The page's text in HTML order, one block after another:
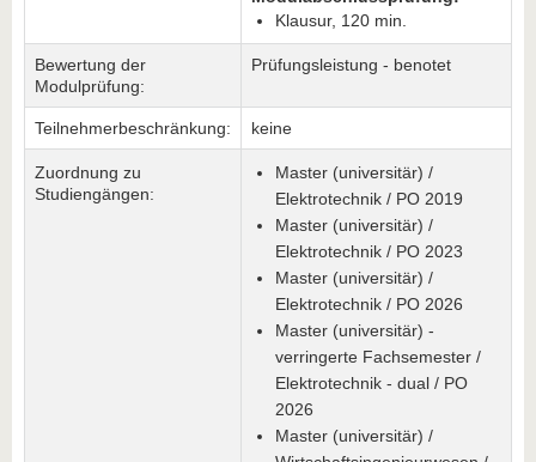
Klausur, 120 min.
Bewertung der
Modulprüfung:
Prüfungsleistung - benotet
Teilnehmerbeschränkung: keine
Zuordnung zu
Studiengängen:
Master (universitär) /
Elektrotechnik / PO 2019
Master (universitär) /
Elektrotechnik / PO 2023
Master (universitär) /
Elektrotechnik / PO 2026
Master (universitär) -
verringerte Fachsemester /
Elektrotechnik - dual / PO
2026
Master (universitär) /